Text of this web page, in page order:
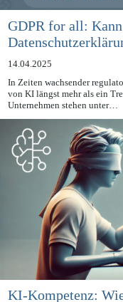
GDPR for all:
14.04.2025
In Zeiten wachsender
von KI längst mehr als ein
Unternehmen stehen unter…